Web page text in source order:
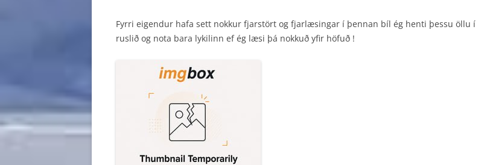
Fyrri eigendur hafa sett nokkur fjarstört og fjarlæsingar í þennan bíl ég henti þessu öllu í
ruslið og nota bara lykilinn ef ég læsi þá nokkuð yfir höfuð !